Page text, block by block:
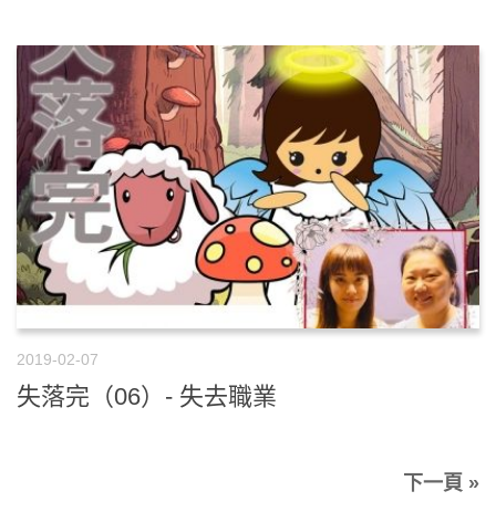
2019-02-07
失落完（06）- 失去職業
下一頁 »